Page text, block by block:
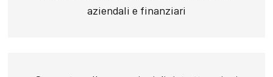
aziendali e finanziari